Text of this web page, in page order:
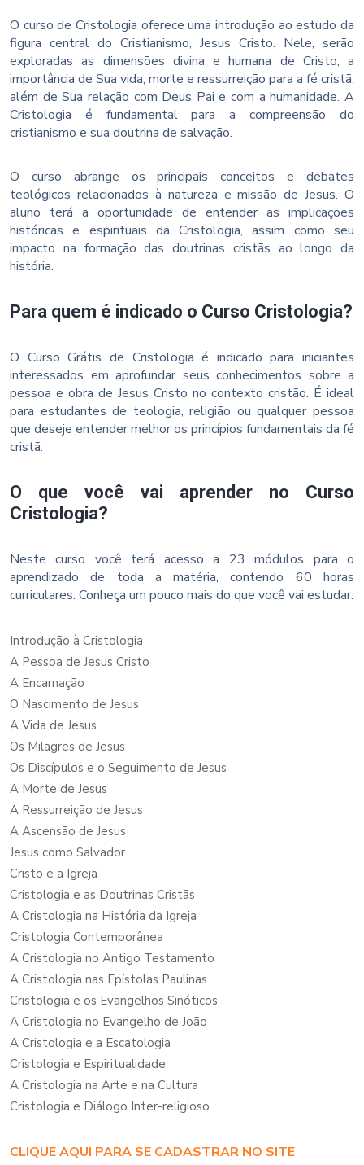
O curso de Cristologia oferece uma introdução ao estudo da
figura central do Cristianismo, Jesus Cristo. Nele, serão
exploradas as dimensões divina e humana de Cristo, a
importância de Sua vida, morte e ressurreição para a fé cristã,
além de Sua relação com Deus Pai e com a humanidade. A
Cristologia é fundamental para a compreensão do
cristianismo e sua doutrina de salvação.
O curso abrange os principais conceitos e debates
teológicos relacionados à natureza e missão de Jesus. O
aluno terá a oportunidade de entender as implicações
históricas e espirituais da Cristologia, assim como seu
impacto na formação das doutrinas cristãs ao longo da
história.
Para quem é indicado o Curso Cristologia?
O Curso Grátis de Cristologia é indicado para iniciantes
interessados em aprofundar seus conhecimentos sobre a
pessoa e obra de Jesus Cristo no contexto cristão. É ideal
para estudantes de teologia, religião ou qualquer pessoa
que deseje entender melhor os princípios fundamentais da fé
cristã.
O que você vai aprender no Curso
Cristologia?
Neste curso você terá acesso a 23 módulos para o
aprendizado de toda a matéria, contendo 60 horas
curriculares. Conheça um pouco mais do que você vai estudar:
Introdução à Cristologia
A Pessoa de Jesus Cristo
A Encarnação
O Nascimento de Jesus
A Vida de Jesus
Os Milagres de Jesus
Os Discípulos e o Seguimento de Jesus
A Morte de Jesus
A Ressurreição de Jesus
A Ascensão de Jesus
Jesus como Salvador
Cristo e a Igreja
Cristologia e as Doutrinas Cristãs
A Cristologia na História da Igreja
Cristologia Contemporânea
A Cristologia no Antigo Testamento
A Cristologia nas Epístolas Paulinas
Cristologia e os Evangelhos Sinóticos
A Cristologia no Evangelho de João
A Cristologia e a Escatologia
Cristologia e Espiritualidade
A Cristologia na Arte e na Cultura
Cristologia e Diálogo Inter-religioso
CLIQUE AQUI PARA SE CADASTRAR NO SITE